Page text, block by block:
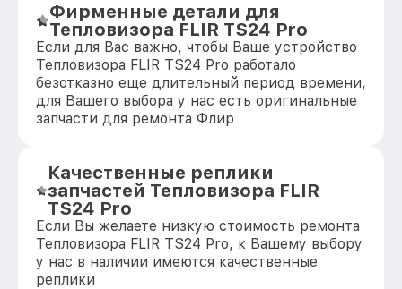
Фирменные детали для
Тепловизора FLIR TS24 Pro
Если для Вас важно, чтобы Ваше устройство
Тепловизора FLIR TS24 Pro работало
безотказно еще длительный период времени,
для Вашего выбора у нас есть оригинальные
запчасти для ремонта Флир
Качественные реплики
запчастей Тепловизора FLIR
TS24 Pro
Если Вы желаете низкую стоимость ремонта
Тепловизора FLIR TS24 Pro, к Вашему выбору
у нас в наличии имеются качественные
реплики